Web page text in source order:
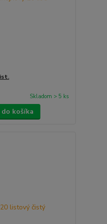
Skladom > 5 ks
košíka